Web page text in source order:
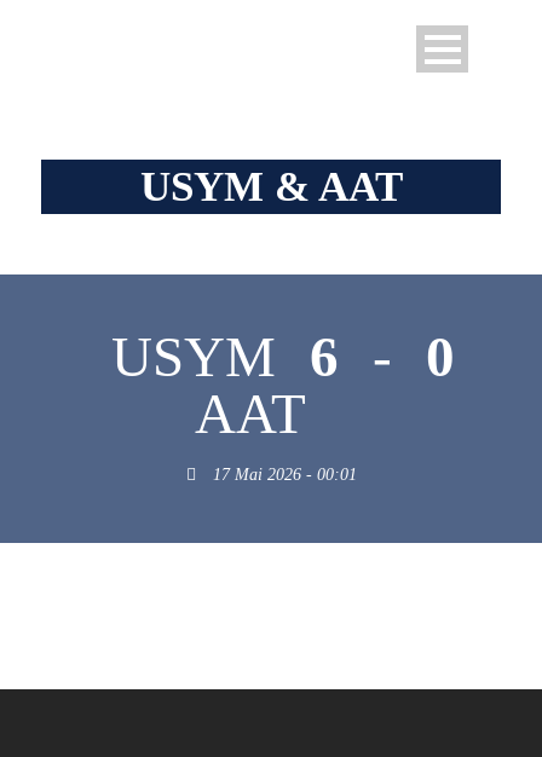
USYM & AAT
USYM 6 - 0
AAT
17 Mai 2026 - 00:01